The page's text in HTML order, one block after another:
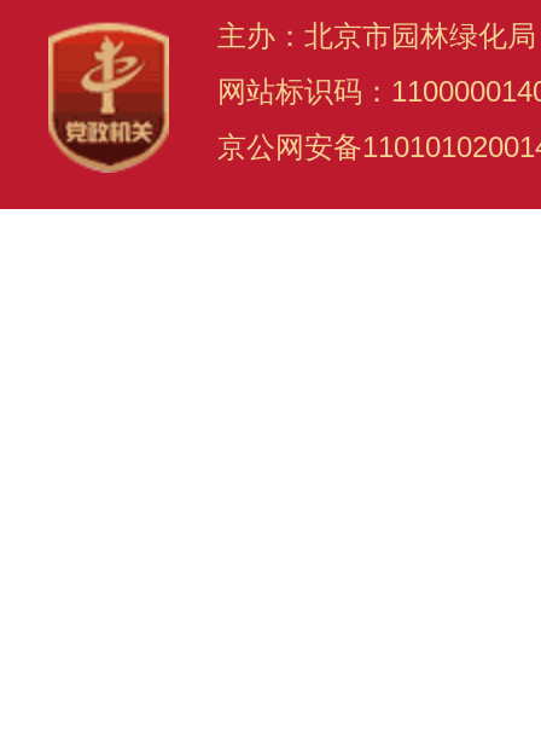
主办：北京市园林绿化
网站标识码：
京公网安备